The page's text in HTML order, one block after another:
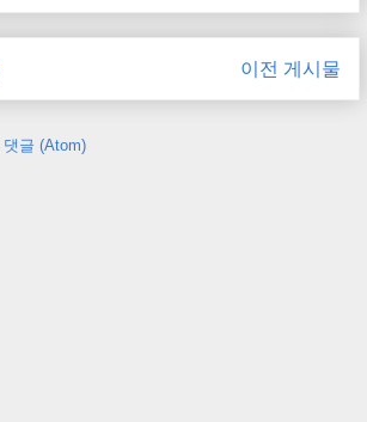
이전 게시물
댓글 (Atom)